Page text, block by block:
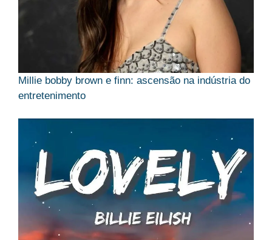
Millie bobby brown e finn: ascensão na indústria do
entretenimento